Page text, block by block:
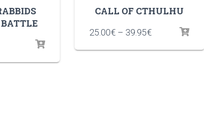
CALL OF CTHULHU
25.00€ – 39.95€